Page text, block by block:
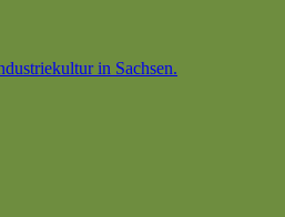
in Sachsen.